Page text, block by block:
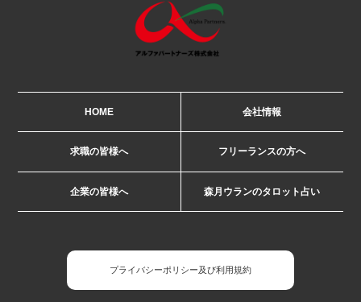
HOME 会社情報
求職の皆様へ フリーランスの方へ
企業の皆様へ 森月ウランのタロット占い
プライバシーポリシー及び利用規約